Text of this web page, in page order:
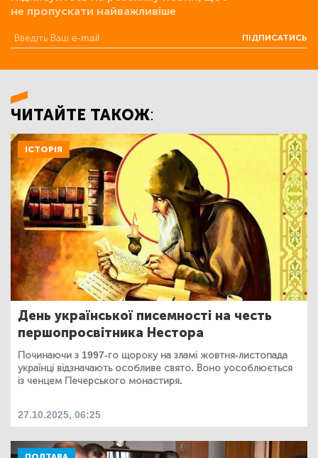
не пропускати найважливіше
ПІДПИСАТИСЬ
ЧИТАЙТЕ ТАКОЖ:
ІСТОРІЯ
День української писемності на честь
першопросвітника Нестора
Починаючи з 1997-го щороку на зламі жовтня-листопада
українці відзначають особливе свято. Воно уособлюється
із ченцем Печерського монастиря.
27.10.2025, 06:25